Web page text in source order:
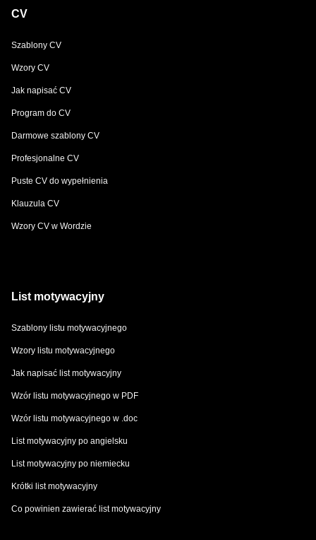
CV
Szablony CV
Wzory CV
Jak napisać CV
Program do CV
Darmowe szablony CV
Profesjonalne CV
Puste CV do wypełnienia
Klauzula CV
Wzory CV w Wordzie
List motywacyjny
Szablony listu motywacyjnego
Wzory listu motywacyjnego
Jak napisać list motywacyjny
Wzór listu motywacyjnego w PDF
Wzór listu motywacyjnego w .doc
List motywacyjny po angielsku
List motywacyjny po niemiecku
Krótki list motywacyjny
Co powinien zawierać list motywacyjny